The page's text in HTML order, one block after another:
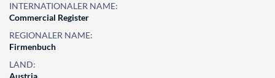
INTERNATIONALER NAME:
Commercial Register
REGIONALER NAME:
Firmenbuch
LAND:
Austria